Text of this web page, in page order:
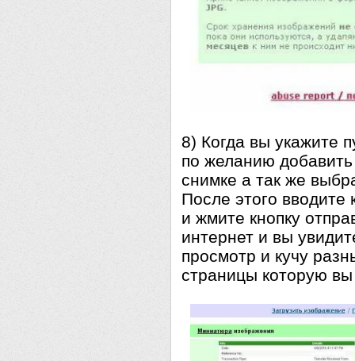
8) Когда вы укажите
по желанию добавить
снимке а так же
После этого вводите
и жмите кнопку
интернет и вы
просмотр и кучу
страницы которую